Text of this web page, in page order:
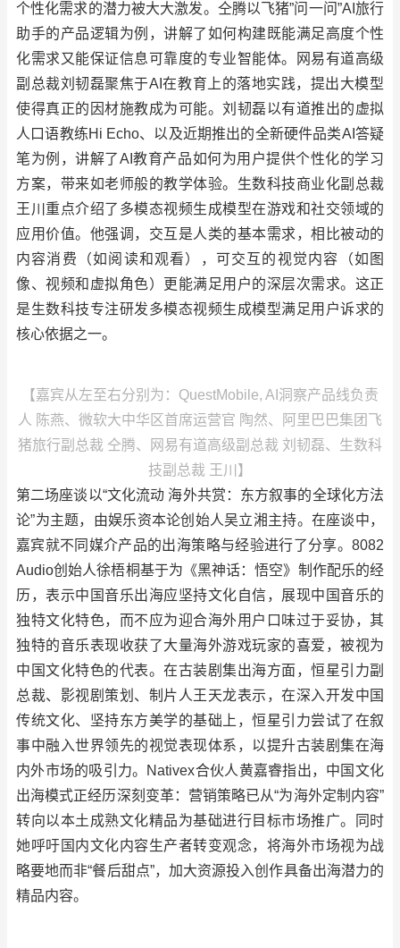
个性化需求的潜力被大大激发。仝腾以飞猪”问一问”AI旅行
助手的产品逻辑为例，讲解了如何构建既能满足高度个性
化需求又能保证信息可靠度的专业智能体。网易有道高级
副总裁刘韧磊聚焦于AI在教育上的落地实践，提出大模型
使得真正的因材施教成为可能。刘韧磊以有道推出的虚拟
人口语教练Hi Echo、以及近期推出的全新硬件品类AI答疑
笔为例，讲解了AI教育产品如何为用户提供个性化的学习
方案，带来如老师般的教学体验。生数科技商业化副总裁
王川重点介绍了多模态视频生成模型在游戏和社交领域的
应用价值。他强调，交互是人类的基本需求，相比被动的
内容消费（如阅读和观看），可交互的视觉内容（如图
像、视频和虚拟角色）更能满足用户的深层次需求。这正
是生数科技专注研发多模态视频生成模型满足用户诉求的
核心依据之一。
【嘉宾从左至右分别为：QuestMobile, AI洞察产品线负责
人 陈燕、微软大中华区首席运营官 陶然、阿里巴巴集团飞
猪旅行副总裁 仝腾、网易有道高级副总裁 刘韧磊、生数科
技副总裁 王川】
第二场座谈以“文化流动 海外共赏：东方叙事的全球化方法
论”为主题，由娱乐资本论创始人吴立湘主持。在座谈中，
嘉宾就不同媒介产品的出海策略与经验进行了分享。8082
Audio创始人徐梧桐基于为《黑神话：悟空》制作配乐的经
历，表示中国音乐出海应坚持文化自信，展现中国音乐的
独特文化特色，而不应为迎合海外用户口味过于妥协，其
独特的音乐表现收获了大量海外游戏玩家的喜爱，被视为
中国文化特色的代表。在古装剧集出海方面，恒星引力副
总裁、影视剧策划、制片人王天龙表示，在深入开发中国
传统文化、坚持东方美学的基础上，恒星引力尝试了在叙
事中融入世界领先的视觉表现体系，以提升古装剧集在海
内外市场的吸引力。Nativex合伙人黄嘉睿指出，中国文化
出海模式正经历深刻变革：营销策略已从“为海外定制内容”
转向以本土成熟文化精品为基础进行目标市场推广。同时
她呼吁国内文化内容生产者转变观念，将海外市场视为战
略要地而非“餐后甜点”，加大资源投入创作具备出海潜力的
精品内容。